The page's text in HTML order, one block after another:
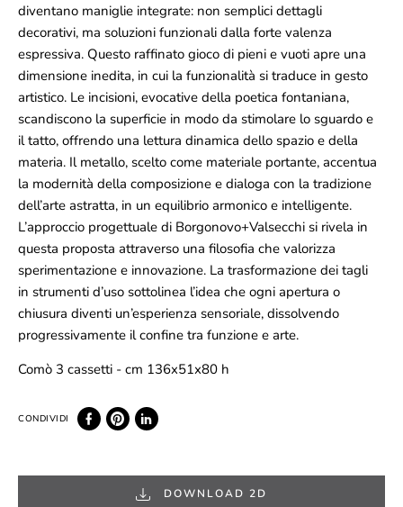
diventano maniglie integrate: non semplici dettagli
decorativi, ma soluzioni funzionali dalla forte valenza
espressiva. Questo raffinato gioco di pieni e vuoti apre una
dimensione inedita, in cui la funzionalità si traduce in gesto
artistico. Le incisioni, evocative della poetica fontaniana,
scandiscono la superficie in modo da stimolare lo sguardo e
il tatto, offrendo una lettura dinamica dello spazio e della
materia. Il metallo, scelto come materiale portante, accentua
la modernità della composizione e dialoga con la tradizione
dell’arte astratta, in un equilibrio armonico e intelligente.
L’approccio progettuale di Borgonovo+Valsecchi si rivela in
questa proposta attraverso una filosofia che valorizza
sperimentazione e innovazione. La trasformazione dei tagli
in strumenti d’uso sottolinea l’idea che ogni apertura o
chiusura diventi un’esperienza sensoriale, dissolvendo
progressivamente il confine tra funzione e arte.
Comò 3 cassetti - cm 136x51x80 h
DOWNLOAD 2D